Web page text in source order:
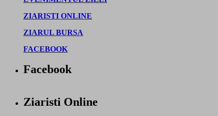
ZIARISTI ONLINE
ZIARUL BURSA
FACEBOOK
Facebook
Ziaristi Online